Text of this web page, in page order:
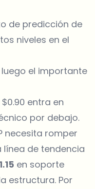
de predicción de
niveles en el
luego el importante
entra en
por debajo.
necesita romper
línea de tendencia
en soporte
estructura. Por